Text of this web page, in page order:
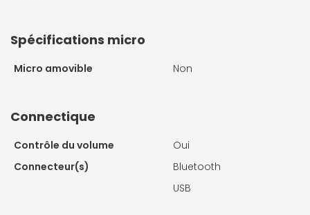
Spécifications micro
Micro amovible Non
Connectique
Contrôle du volume
Oui
Connecteur(s)
Bluetooth
USB